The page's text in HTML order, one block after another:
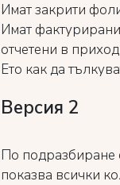
Имат закрити
Имат
отчетени в
Ето как да
Версия 2
По подразбиране
показва всички